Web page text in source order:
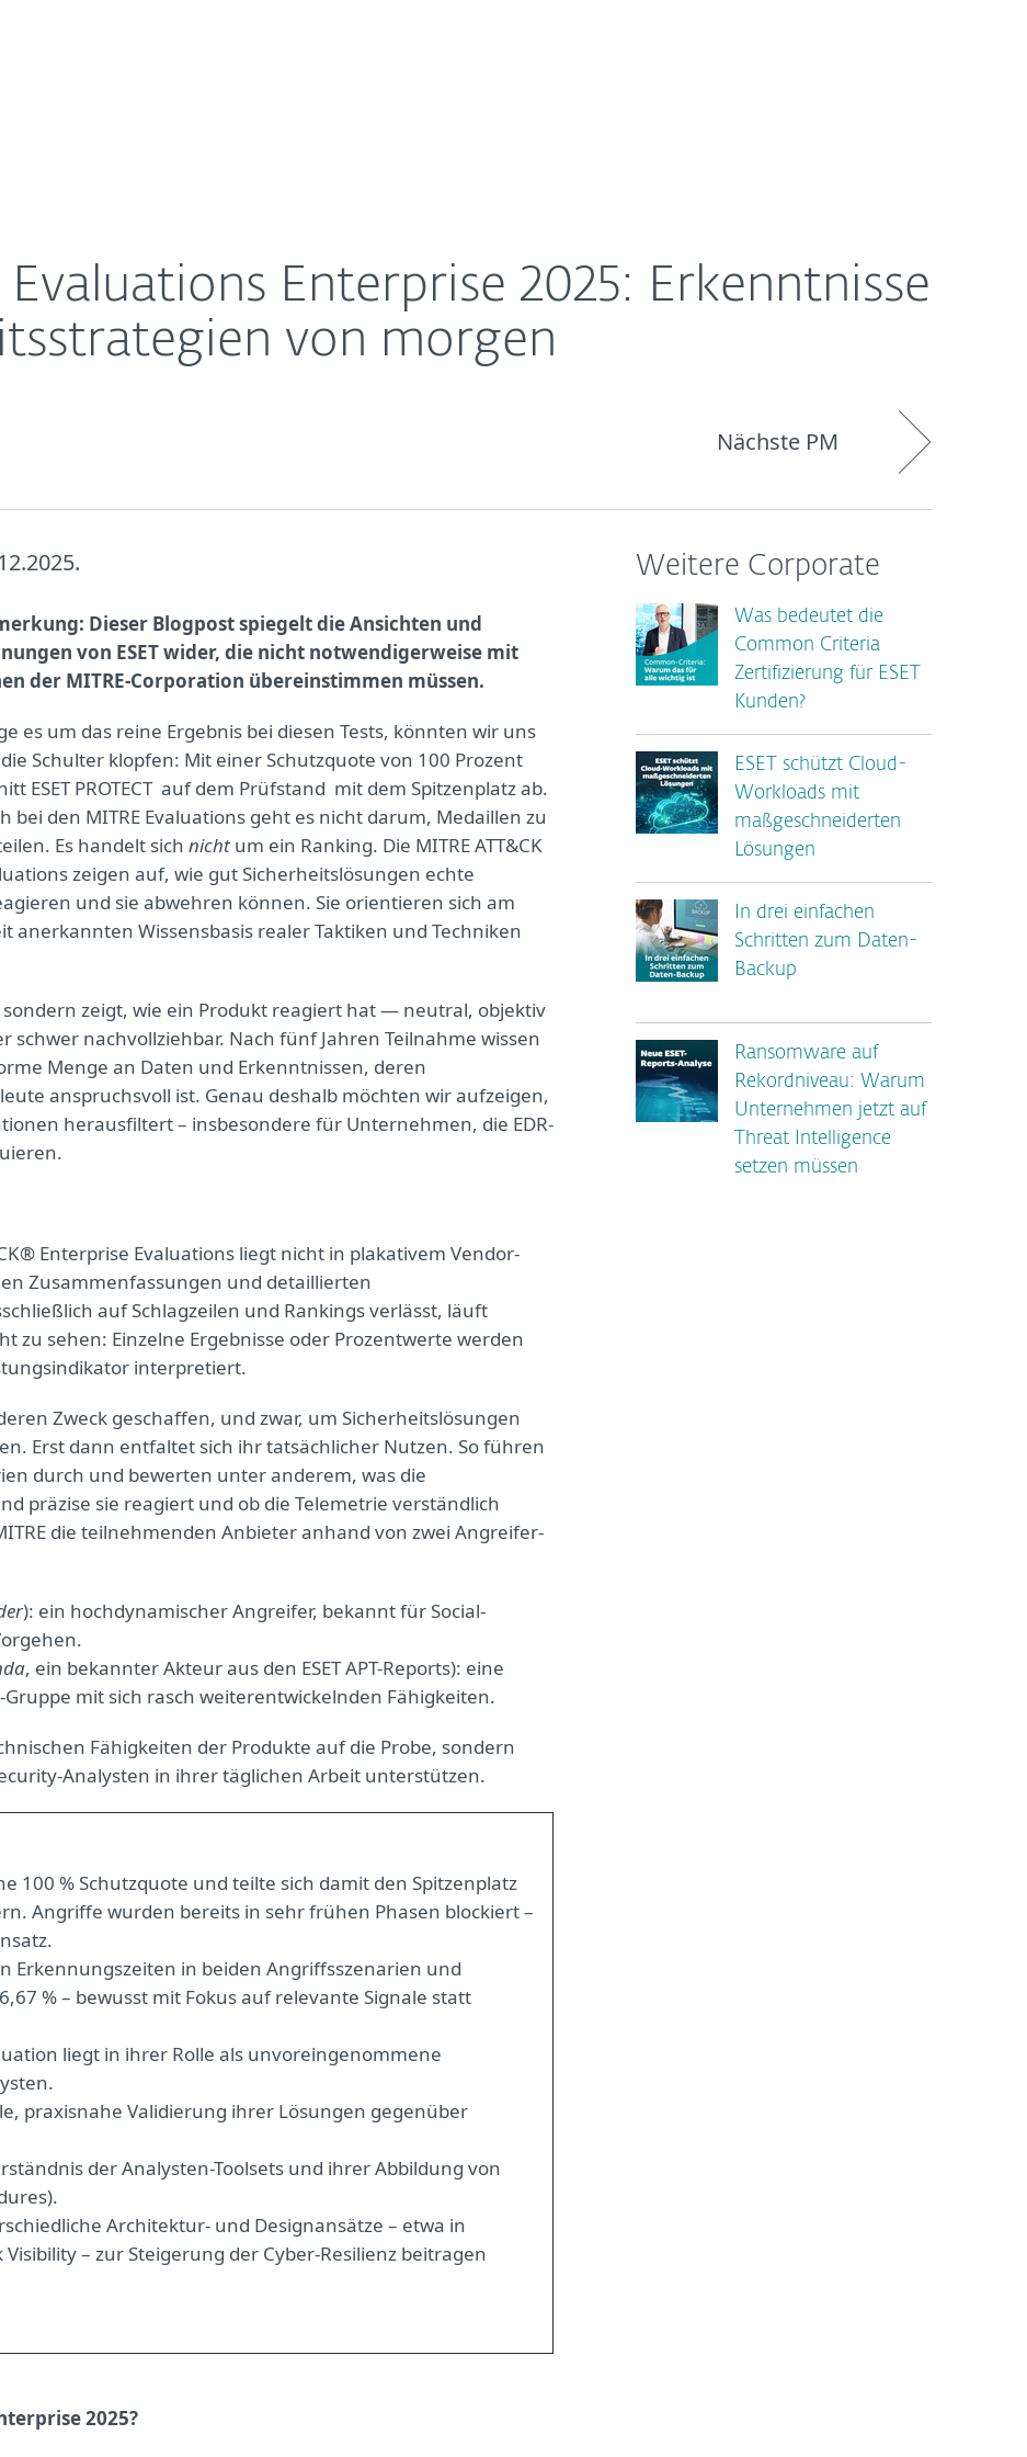
Evaluations Enterprise 2025: Erkenntnisse
von morgen
Nächste PM
Dieser Blogpost spiegelt die Ansichten und
von ESET wider, die nicht notwendigerweise mit
der MITRE-Corporation übereinstimmen müssen.
es um das reine Ergebnis bei diesen Tests, könnten wir uns
Schulter klopfen: Mit einer Schutzquote von 100 Prozent
ESET PROTECT auf dem Prüfstand mit dem Spitzenplatz ab.
bei den MITRE Evaluations geht es nicht darum, Medaillen zu
Es handelt sich nicht um ein Ranking. Die MITRE ATT&CK
zeigen auf, wie gut Sicherheitslösungen echte
und sie abwehren können. Sie orientieren sich am
anerkannten Wissensbasis realer Taktiken und Techniken
zeigt, wie ein Produkt reagiert hat — neutral, objektiv
nachvollziehbar. Nach fünf Jahren Teilnahme wissen
Menge an Daten und Erkenntnissen, deren
anspruchsvoll ist. Genau deshalb möchten wir aufzeigen,
herausfiltert – insbesondere für Unternehmen, die EDR-
Enterprise Evaluations liegt nicht in plakativem Vendor-
Zusammenfassungen und detaillierten
auf Schlagzeilen und Rankings verlässt, läuft
zu sehen: Einzelne Ergebnisse oder Prozentwerte werden
interpretiert.
Zweck geschaffen, und zwar, um Sicherheitslösungen
Erst dann entfaltet sich ihr tatsächlicher Nutzen. So führen
durch und bewerten unter anderem, was die
präzise sie reagiert und ob die Telemetrie verständlich
die teilnehmenden Anbieter anhand von zwei Angreifer-
): ein hochdynamischer Angreifer, bekannt für Social-
, ein bekannter Akteur aus den ESET APT-Reports): eine
mit sich rasch weiterentwickelnden Fähigkeiten.
Fähigkeiten der Produkte auf die Probe, sondern
Analysten in ihrer täglichen Arbeit unterstützen.
100 % Schutzquote und teilte sich damit den Spitzenplatz
Angriffe wurden bereits in sehr frühen Phasen blockiert –
Erkennungszeiten in beiden Angriffsszenarien und
% – bewusst mit Fokus auf relevante Signale statt
liegt in ihrer Rolle als unvoreingenommene
praxisnahe Validierung ihrer Lösungen gegenüber
der Analysten-Toolsets und ihrer Abbildung von
Architektur- und Designansätze – etwa in
Visibility – zur Steigerung der Cyber-Resilienz beitragen
2025?
Weitere Corporate
Was bedeutet die
Common Criteria
Zertifizierung für ESET
Kunden?
ESET schützt Cloud-
Workloads mit
maßgeschneiderten
Lösungen
In drei einfachen
Schritten zum Daten-
Backup
Ransomware auf
Rekordniveau: Warum
Unternehmen jetzt auf
Threat Intelligence
setzen müssen